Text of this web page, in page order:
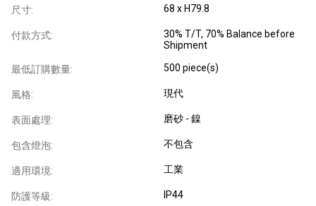
尺寸: 68 x H79.8
付款方式:
30% T/T, 70% Balance before
Shipment
最低訂購數量: 500 piece(s)
風格: 現代
表面處理: 磨砂 - 鎳
包含燈泡: 不包含
適用環境: 工業
防護等級: IP44